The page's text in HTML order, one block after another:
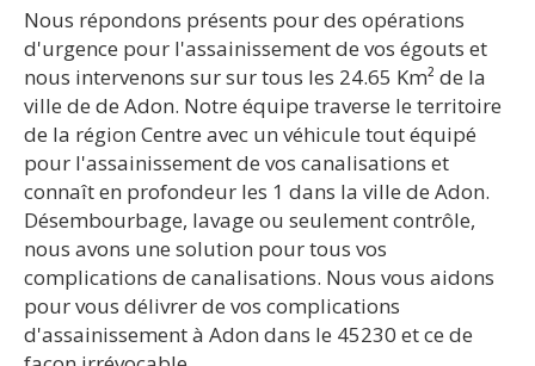
Nous répondons présents pour des opérations
d'urgence pour l'assainissement de vos égouts et
nous intervenons sur sur tous les 24.65 Km² de la
ville de de Adon. Notre équipe traverse le territoire
de la région Centre avec un véhicule tout équipé
pour l'assainissement de vos canalisations et
connaît en profondeur les 1 dans la ville de Adon.
Désembourbage, lavage ou seulement contrôle,
nous avons une solution pour tous vos
complications de canalisations. Nous vous aidons
pour vous délivrer de vos complications
d'assainissement à Adon dans le 45230 et ce de